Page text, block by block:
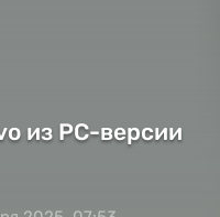
из PC-версии